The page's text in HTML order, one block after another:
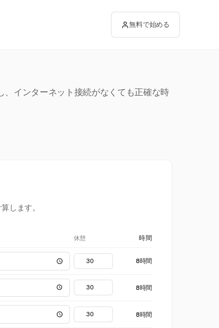
無料で始める
インターネット接続がなくても正確な時
します。
休憩 時間
8時間
8時間
8時間